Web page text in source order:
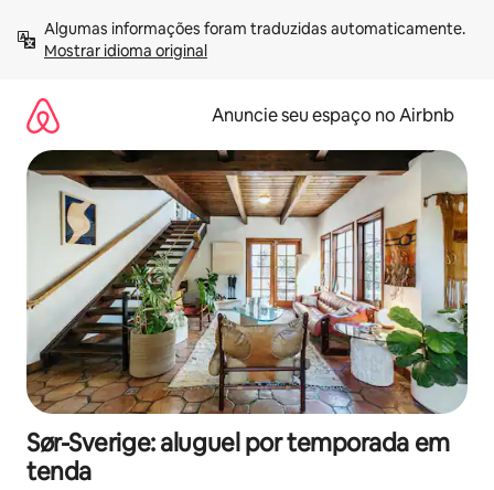
para
Mostrar idioma original
Anuncie seu espaço no Airbnb
Sør-Sverige: aluguel por temporada em
tenda